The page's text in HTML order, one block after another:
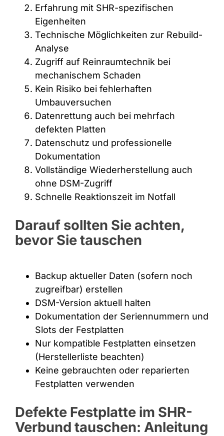
Erfahrung mit SHR-spezifischen
Eigenheiten
Technische Möglichkeiten zur Rebuild-
Analyse
Zugriff auf Reinraumtechnik bei
mechanischem Schaden
Kein Risiko bei fehlerhaften
Umbauversuchen
Datenrettung auch bei mehrfach
defekten Platten
Datenschutz und professionelle
Dokumentation
Vollständige Wiederherstellung auch
ohne DSM-Zugriff
Schnelle Reaktionszeit im Notfall
Darauf sollten Sie achten,
bevor Sie tauschen
Backup aktueller Daten (sofern noch
zugreifbar) erstellen
DSM-Version aktuell halten
Dokumentation der Seriennummern und
Slots der Festplatten
Nur kompatible Festplatten einsetzen
(Herstellerliste beachten)
Keine gebrauchten oder reparierten
Festplatten verwenden
Defekte Festplatte im SHR-
Verbund tauschen: Anleitung